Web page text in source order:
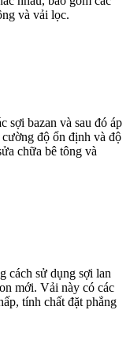
và vải lọc.
sợi bazan và sau đó áp
độ ổn định và độ
chữa bê tông và
cách sử dụng sợi lan
mới. Vải này có các
tính chất đặt phẳng